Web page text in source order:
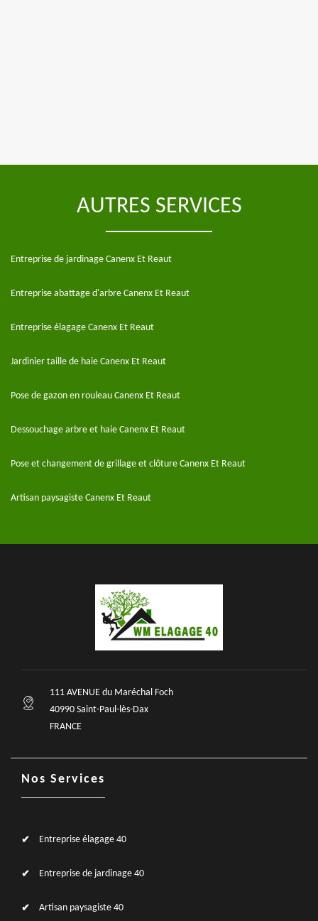
AUTRES SERVICES
Entreprise de jardinage Canenx Et Reaut
Entreprise abattage d'arbre Canenx Et Reaut
Entreprise élagage Canenx Et Reaut
Jardinier taille de haie Canenx Et Reaut
Pose de gazon en rouleau Canenx Et Reaut
Dessouchage arbre et haie Canenx Et Reaut
Pose et changement de grillage et clôture Canenx Et Reaut
Artisan paysagiste Canenx Et Reaut
111 AVENUE du Maréchal Foch
40990 Saint-Paul-lès-Dax
FRANCE
Nos Services
Entreprise élagage 40
Entreprise de jardinage 40
Artisan paysagiste 40